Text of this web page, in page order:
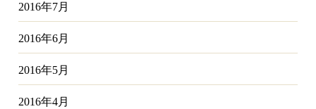
2016年7月
2016年6月
2016年5月
2016年4月